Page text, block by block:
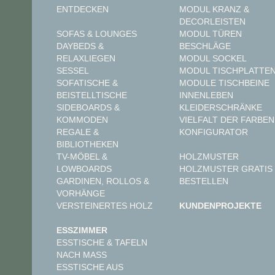
ENTDECKEN
SOFAS & LOUNGES
DAYBEDS &
RELAXLIEGEN
SESSEL
SOFATISCHE &
BEISTELLTISCHE
SIDEBOARDS &
KOMMODEN
REGALE &
BIBLIOTHEKEN
TV-MÖBEL &
LOWBOARDS
GARDINEN, ROLLOS &
VORHÄNGE
VERSTEINERTES HOLZ
ESSZIMMER
ESSTISCHE & TAFELN
NACH MASS
ESSTISCHE AUS
MODUL KRANZ &
DECORLEISTEN
MODUL TÜREN
BESCHLÄGE
MODUL SOCKEL
MODUL
MODULE TISCHBEINE
INNENLEBEN
KLEIDERSCHRÄNKE
VIELFALT DER FARBEN
KONFIGURATOR
HOLZMUSTER
HOLZMUSTER GRATIS
BESTELLEN
KUNDENPROJEKTE